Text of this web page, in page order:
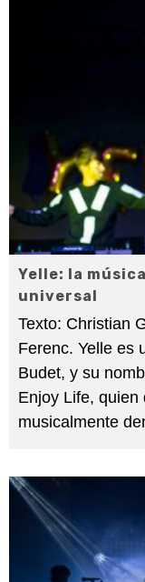
Yelle: la
universal
Texto: Christian
Ferenc. Yelle es
Budet, y su
Enjoy Life, quien
musicalmente